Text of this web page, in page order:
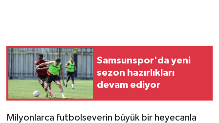
Samsunspor'da yeni
sezon hazırlıkları
devam ediyor
Milyonlarca futbolseverin büyük bir heyecanla